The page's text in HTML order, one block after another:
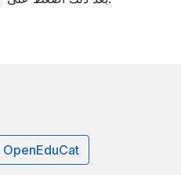
اسأل مجتمع OpenEduCat